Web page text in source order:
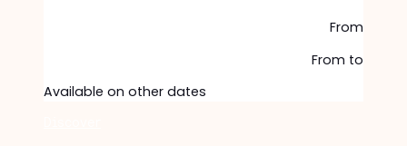
From
From to
Available on other dates